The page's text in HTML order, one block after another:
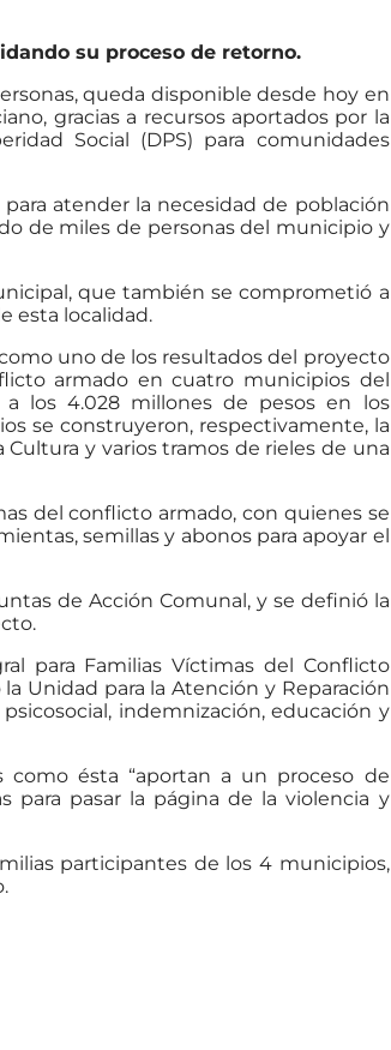
su proceso de retorno.
queda disponible desde hoy en
gracias a recursos aportados por la
Social (DPS) para comunidades
atender la necesidad de población
de miles de personas del municipio y
que también se comprometió a
esta localidad.
uno de los resultados del proyecto
armado en cuatro municipios del
los 4.028 millones de pesos en los
se construyeron, respectivamente, la
Cultura y varios tramos de rieles de una
del conflicto armado, con quienes se
semillas y abonos para apoyar el
de Acción Comunal, y se definió la
para Familias Víctimas del Conflicto
Unidad para la Atención y Reparación
indemnización, educación y
como ésta “aportan a un proceso de
para pasar la página de la violencia y
participantes de los 4 municipios,